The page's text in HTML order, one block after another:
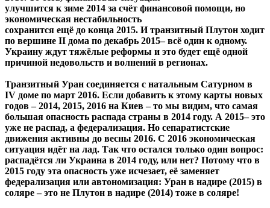
улучшится к зиме 2014 за счёт финансовой помощи, но
экономическая нестабильность
сохранится ещё до конца 2015. И транзитный Плутон ходит
по вершине II дома по декабрь 2015– всё один к одному.
Украину ждут тяжёлые реформы и это будет ещё одной
причиной недовольств и волнений в регионах.
Транзитный Уран соединяется с натальным Сатурном в
IV доме по март 2016. Если добавить к этому карты новых
годов – 2014, 2015, 2016 на Киев – то мы видим, что самая
большая опасность распада страны в 2014 году. А 2015– это
уже не распад, а федерализация. Но сепаратистские
движения активны до весны 2016. С 2016 экономическая
ситуация идёт на лад. Так что остался только один вопрос:
распадётся ли Украина в 2014 году, или нет? Потому что в
2015 году эта опасность уже исчезает, её заменяет
федерализация или автономизация: Уран в надире (2015) в
соляре – это не Плутон в надире (2014) тоже в соляре!